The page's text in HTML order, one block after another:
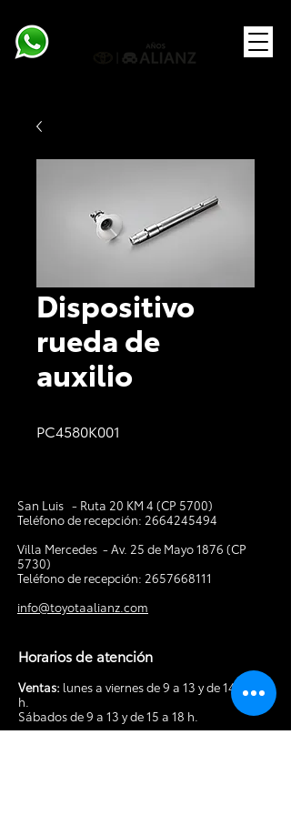
Dispositivo
rueda de
auxilio
PC4580K001
San Luis - Ruta 20 KM 4 (CP 5700)
Teléfono de recepción: 2664245494
Villa Mercedes - Av. 25 de Mayo 1876 (CP
5730)
Teléfono de recepción: 2657668111
info@toyotaalianz.com
Horarios de atención
Ventas: lunes a viernes de 9 a 13 y de 14 a 19
h.
Sábados de 9 a 13 y de 15 a 18 h.